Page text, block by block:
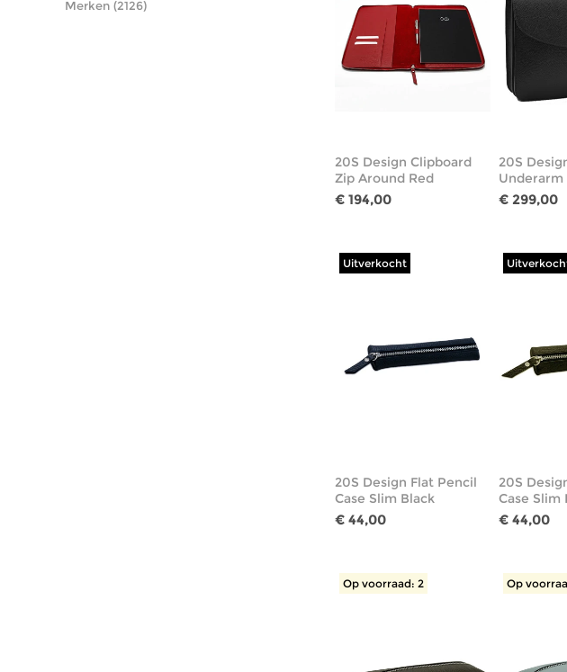
20S Design Clipboard
Zip Around Red
€ 194,00
20S
Underarm
€ 299,00
Uitverkocht
20S Design Flat Pencil
Case Slim Black
€ 44,00
20S
Case Slim
€ 44,00
Op voorraad: 2 Op
Merken (2126)